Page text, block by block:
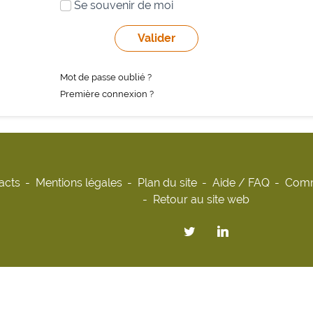
Se souvenir de moi
Mot de passe oublié ?
Première connexion ?
Mentions légales Plan du site Aide / FAQ
Retour au site web